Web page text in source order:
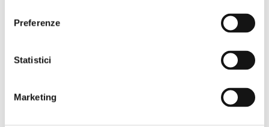
Preferenze
Statistici
Marketing
Sono ammessi in via eccezionale i non soci perché
manifestazioni, e quindi associarsi.